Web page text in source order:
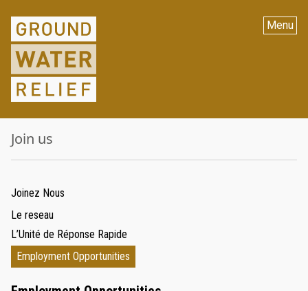
Menu
Join us
Joinez Nous
Le reseau
L’Unité de Réponse Rapide
Employment Opportunities